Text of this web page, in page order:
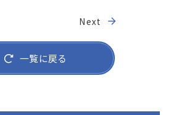
一覧に戻る
Next